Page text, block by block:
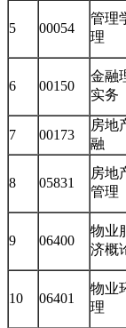
5 00054
管理
理
6 00150
金融
实务
7
00173
房地
融
8 05831
房地
管理
9 06400
物业
济概
10 06401
物业
理